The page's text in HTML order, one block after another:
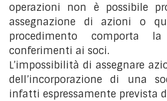
operazioni non è possibile
assegnazione di azioni o
procedimento comporta
conferimenti ai soci.
L’impossibilità di assegnare
dell’incorporazione di una
infatti espressamente prevista